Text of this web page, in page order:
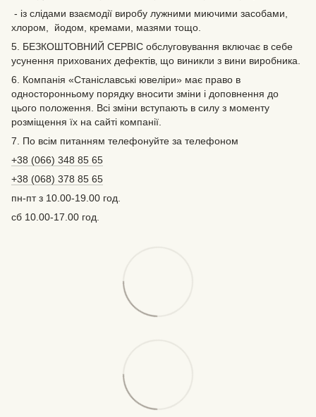
- із слідами взаємодії виробу лужними миючими засобами,
хлором, йодом, кремами, мазями тощо.
5. БЕЗКОШТОВНИЙ СЕРВІС обслуговування включає в себе
усунення прихованих дефектів‚ що виникли з вини виробника.
6. Компанія «Станіславські ювеліри» має право в
односторонньому порядку вносити зміни і доповнення до
цього положення. Всі зміни вступають в силу з моменту
розміщення їх на сайті компанії.
7. По всім питанням телефонуйте за телефоном
+38 (066) 348 85 65
+38 (068) 378 85 65
пн-пт з 10.00-19.00 год.
сб 10.00-17.00 год.